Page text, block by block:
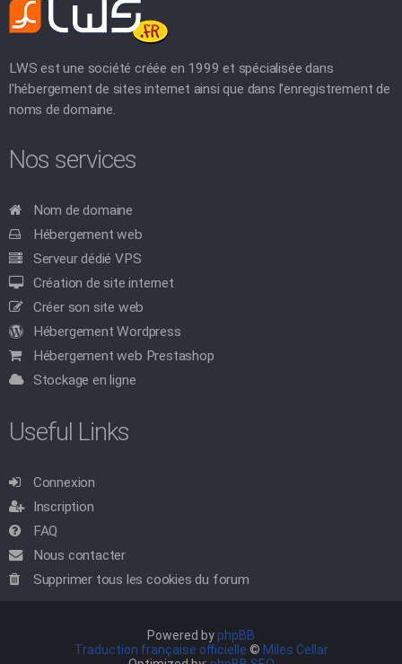
LWS est une société créée en 1999 et spécialisée dans
l'hébergement de sites internet ainsi que dans l'enregistrement de
noms de domaine.
Nos services
Nom de domaine
Hébergement web
Serveur dédié VPS
Création de site internet
Créer son site web
Hébergement Wordpress
Hébergement web Prestashop
Stockage en ligne
Useful Links
Connexion
Inscription
FAQ
Nous contacter
Supprimer tous les cookies du forum
Powered byphpBB
Traduction française officielle © Miles Cellar